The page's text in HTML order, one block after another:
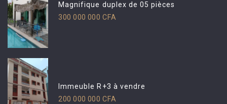
Magnifique duplex de 05 pièces
300 000 000 CFA
Immeuble R+3 à vendre
200 000 000 CFA